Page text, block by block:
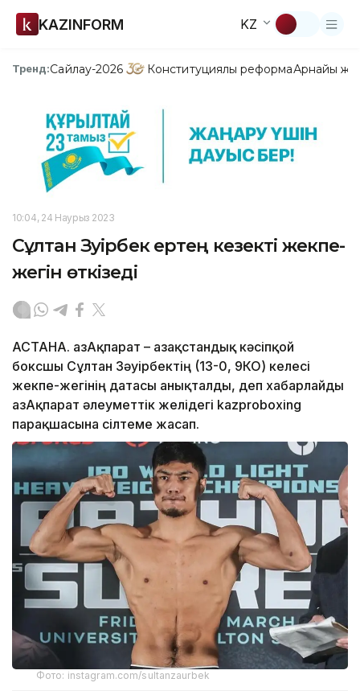
KAZINFORM KZ
Тренд:Сайлау-2026 Конституциялық реформаАрнайы
10:04, 24 Наурыз 2023
Сұлтан Зәуірбек ертең кезекті жекпе-
жегін өткізеді
АСТАНА. ҚазАқпарат – Қазақстандық кәсіпқой
боксшы Сұлтан Зәуірбектің (13-0, 9КО) келесі
жекпе-жегінің датасы анықталды, деп хабарлайды
ҚазАқпарат әлеуметтік желідегі kazproboxing
парақшасына сілтеме жасап.
Фото: instagram.com/sultanzaurbek